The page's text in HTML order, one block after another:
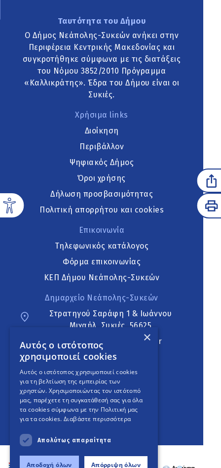
Ταυτότητα του Δήμου
Ο Δήμος Νεάπολης-Συκεών ανήκει στην
Περιφέρεια Κεντρικής Μακεδονίας και
συγκροτήθηκε σύμφωνα με τις διατάξεις
του Νόμου 3852/2010 Πρόγραμμα
«Καλλικράτης». Έδρα του Δήμου είναι οι
Συκιές.
Χρήσιμα links
Διοίκηση
Περιβάλλον
Ψηφιακός Δήμος
Όροι χρήσης
Δήλωση προσβασιμότητας
Πολιτική απορρήτου και cookies
Επικοινωνία
Τηλεφωνικός κατάλογος
Φόρμα επικοινωνίας
ΚΕΠ Δήμου Νεάπολης-Συκεών
Δημαρχείο Νεάπολης-Συκεών
Στρατηγού Σαράφη 1 & Ιωάννου
Μιχαήλ, Συκιές, 56625
neapoli.sykies@ddt.gov.gr
Ακολουθήστε
English Version
An project
×
Αυτός ο ιστότοπος
χρησιμοποιεί cookies
Αυτός ο ιστότοπος χρησιμοποιεί cookies
για τη βελτίωση της εμπειρίας των
χρηστών. Χρησιμοποιώντας τον ιστότοπό
μας, παρέχετε τη συγκατάθεσή σας για όλα
τα cookies σύμφωνα με την Πολιτική μας
για τα cookies. Διαβάστε περισσότερα
Απολύτως απαραίτητα
Αποδοχή όλων Απόρριψη όλων